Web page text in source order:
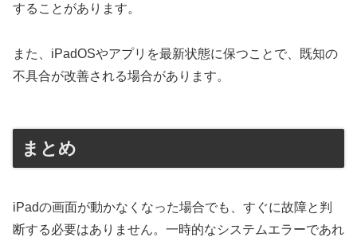
することがあります。
また、iPadOSやアプリを最新状態に保つことで、既知の
不具合が改善される場合があります。
まとめ
iPadの画面が動かなくなった場合でも、すぐに故障と判
断する必要はありません。一時的なシステムエラーであれ